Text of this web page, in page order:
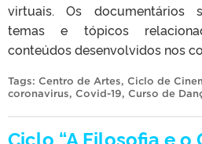
virtuais. Os documentários
temas e tópicos
conteúdos desenvolvidos nos
Tags: Centro de Artes, Ciclo de
coronavirus, Covid-19, Curso de
Ciclo “A Filosofia e o